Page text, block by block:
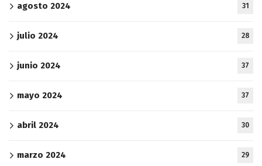
agosto 2024 31
julio 2024 28
junio 2024 37
mayo 2024 37
abril 2024 30
marzo 2024 29